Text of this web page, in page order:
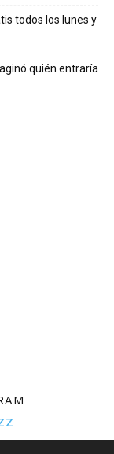
todos los lunes y
quién entraría